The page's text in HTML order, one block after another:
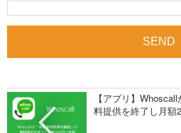
【アプリ】
料提供を終了し月額